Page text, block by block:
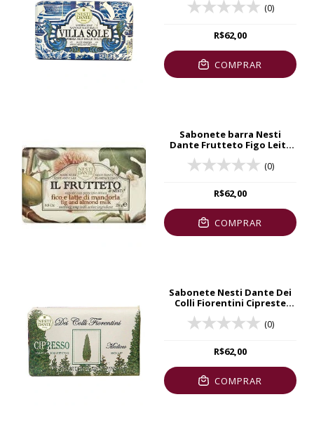
(0)
R$62,00
COMPRAR
Sabonete barra Nesti
Dante Frutteto Figo Leite
de Amendoa
(0)
R$62,00
COMPRAR
Sabonete Nesti Dante Dei
Colli Fiorentini Cipreste
250g
(0)
R$62,00
COMPRAR